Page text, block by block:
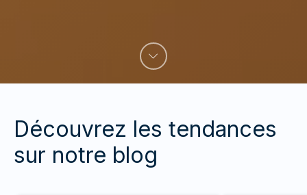
Découvrez les tendances
sur notre blog